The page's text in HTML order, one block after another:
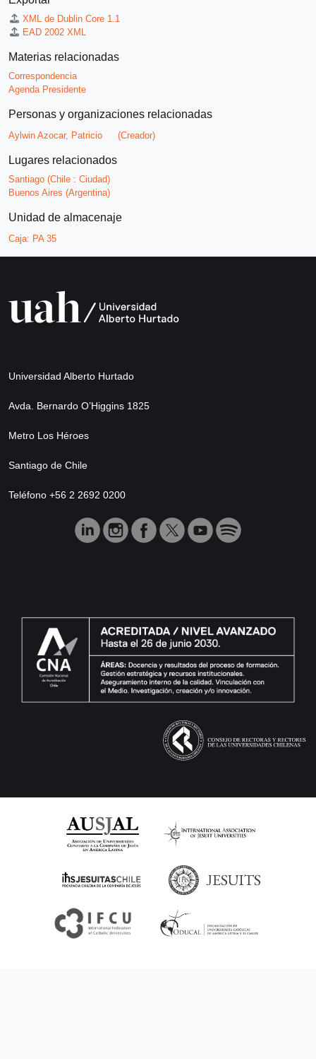
XML de Dublin Core 1.1
EAD 2002 XML
Materias relacionadas
Correspondencia
Agenda Presidente
Personas y organizaciones relacionadas
Aylwin Azocar, Patricio (Creador)
Lugares relacionados
Santiago (Chile : Ciudad)
Buenos Aires (Argentina)
Unidad de almacenaje
Caja: PA 35
Universidad Alberto Hurtado
Avda. Bernardo O’Higgins 1825
Metro Los Héroes
Santiago de Chile
Teléfono +56 2 2692 0200